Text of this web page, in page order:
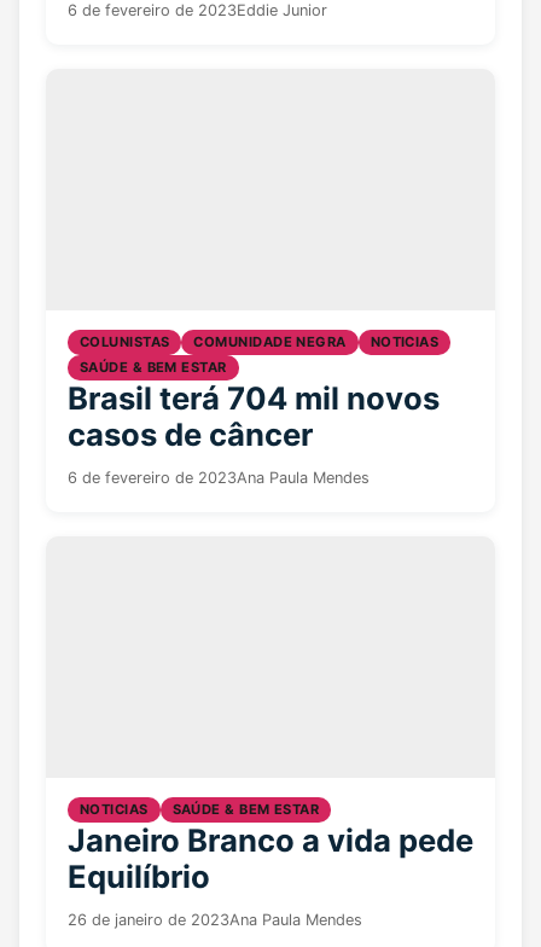
6 de fevereiro de 2023Eddie Junior
COLUNISTAS COMUNIDADE NEGRA
NOTICIAS
SAÚDE & BEM ESTAR
Brasil terá 704 mil novos
casos de câncer
6 de fevereiro de 2023Ana Paula Mendes
NOTICIAS SAÚDE & BEM ESTAR
Janeiro Branco a vida pede
Equilíbrio
26 de janeiro de 2023Ana Paula Mendes